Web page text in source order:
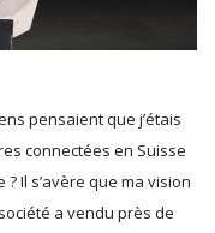
pensaient que j’étais
connectées en Suisse
Il s’avère que ma vision
a vendu près de